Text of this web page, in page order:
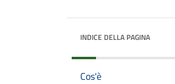
INDICE DELLA PAGINA
Cos'è